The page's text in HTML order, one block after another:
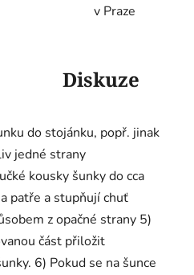
v Praze
Diskuze
do stojánku, popř. jinak
jedné strany
kousky šunky do cca
patře a stupňují chuť
z opačné strany 5)
část přiložit
6) Pokud se na šunce